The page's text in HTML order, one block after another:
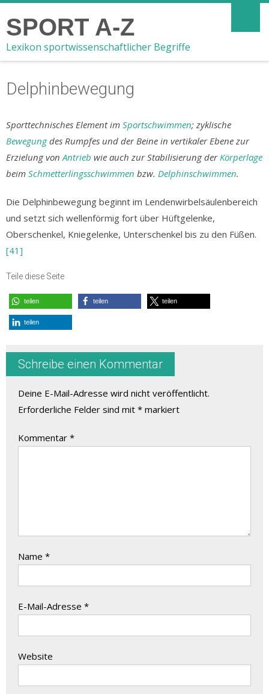
SPORT A-Z
Lexikon sportwissenschaftlicher Begriffe
Delphinbewegung
Sporttechnisches Element im Sportschwimmen; zyklische
Bewegungdes Rumpfes und der Beine in vertikaler Ebene zur
Erzielung vonAntrieb wie auch zur Stabilisierung derKörperlage
beim Schmetterlingsschwimmen bzw. Delphinschwimmen.
Die Delphinbewegung beginnt im Lendenwirbelsäulenbereich
und setzt sich wellenförmig fort über Hüftgelenke,
Oberschenkel, Kniegelenke, Unterschenkel bis zu den Füßen.
[41]
Teile diese Seite
teilen teilen teilen
teilen
Schreibe einen Kommentar
Deine E-Mail-Adresse wird nicht veröffentlicht.
Erforderliche Felder sind mit * markiert
Kommentar *
Name *
E-Mail-Adresse *
Website